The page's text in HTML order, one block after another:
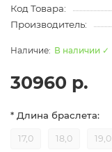
Код Товара:
Производитель:
В наличии ✓
30960 р.
* Длина браслета:
17,0 18,0 19,0